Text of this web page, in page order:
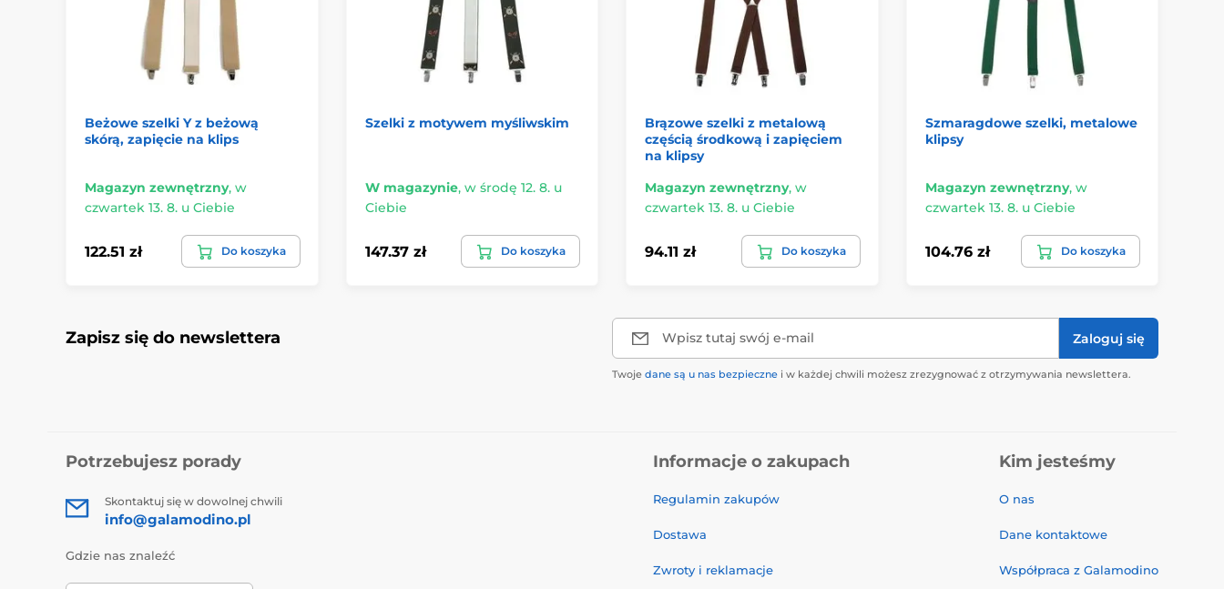
Beżowe szelki Y z beżową
skórą, zapięcie na klips
Magazyn zewnętrzny, w
czwartek 13. 8. u Ciebie
122.51 zł Do koszyka
Szelki z motywem myśliwskim
W magazynie, w środę 12. 8. u
Ciebie
147.37 zł Do koszyka
Brązowe szelki z metalową
częścią środkową i zapięciem
na klipsy
Magazyn zewnętrzny, w
czwartek 13. 8. u Ciebie
94.11 zł Do koszyka
Szmaragdowe szelki, metalowe
klipsy
Magazyn zewnętrzny, w
czwartek 13. 8. u Ciebie
104.76 zł Do koszyka
Zapisz się do newslettera Wpisz tutaj swój e-mail Zaloguj się
Twoje dane są u nas bezpieczne i w każdej chwili możesz zrezygnować z otrzymywania newslettera.
Potrzebujesz porady
Skontaktuj się w dowolnej chwili
info@galamodino.pl
Gdzie nas znaleźć
Informacje o zakupach
Regulamin zakupów
Dostawa
Zwroty i reklamacje
Kim jesteśmy
O nas
Dane kontaktowe
Współpraca z Galamodino